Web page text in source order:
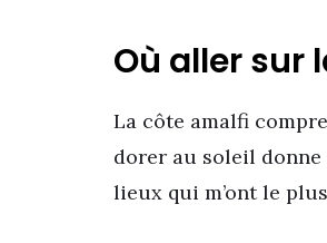
Où aller sur
La côte amalfi
dorer au soleil
lieux qui m’ont le